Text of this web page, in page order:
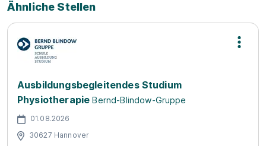
Ähnliche Stellen
Ausbildungsbegleitendes Studium
Physiotherapie Bernd-Blindow-Gruppe
01.08.2026
30627 Hannover